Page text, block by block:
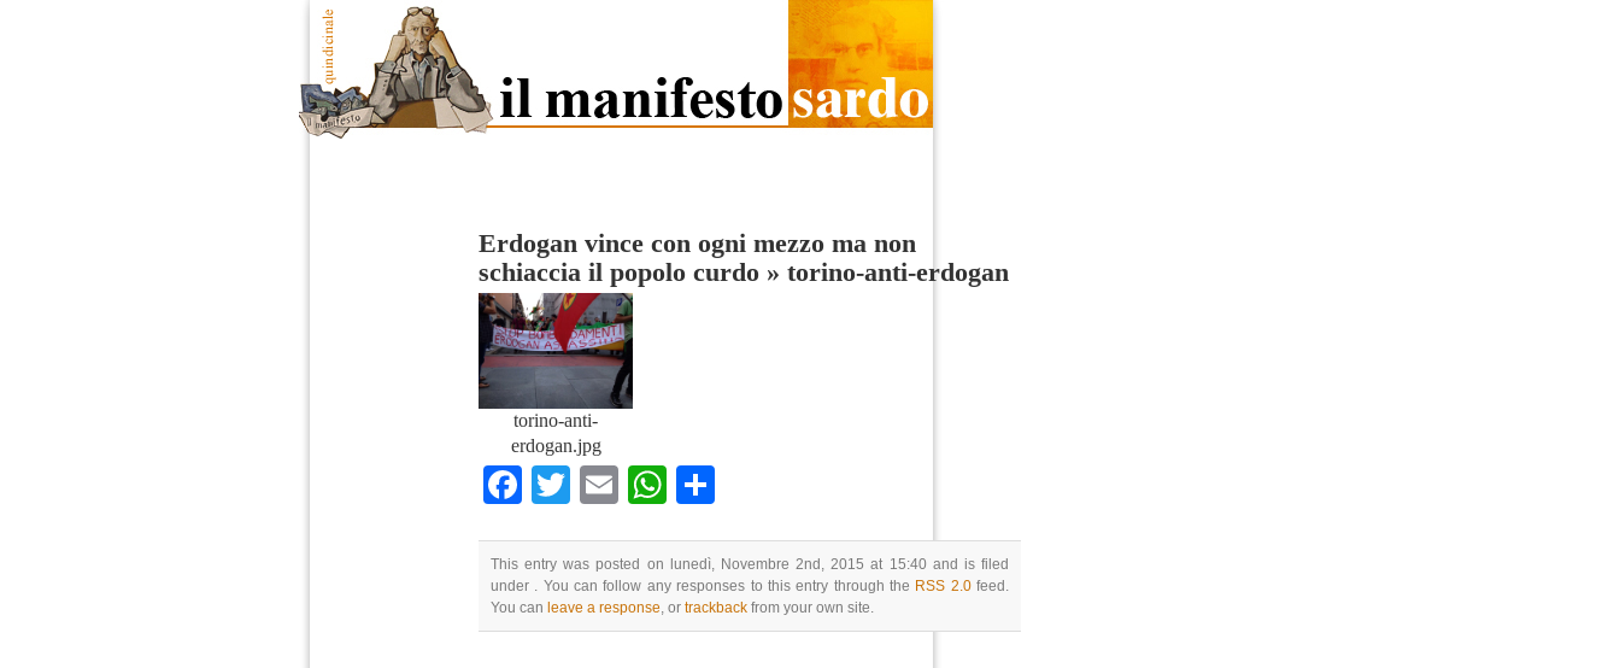
Erdogan vince con ogni mezzo ma non
schiaccia il popolo curdo » torino-anti-erdogan
torino-anti-
erdogan.jpg
Facebook
TwitterEmailWhatsApp
This entry was posted on lunedì, Novembre 2nd, 2015 at 15:40 and is filed
under . You can follow any responses to this entry through the RSS 2.0feed.
You can leave a response, or trackback from your own site.